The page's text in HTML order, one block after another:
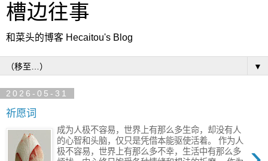
槽边往事
和菜头的博客 Hecaitou's Blog
▼
2026-05-31
祈愿词
成为人极不容易，世界上有那么多生命，却没有人
的心智和头脑，仅只是凭借本能驱使活着。 作为人
极不容易，世界上有那么多不幸，生活中有那么多